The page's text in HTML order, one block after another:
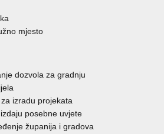
mjesto
dozvola za gradnju
izradu projekata
posebne uvjete
županija i gradova